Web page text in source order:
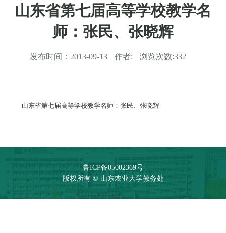
山东省第七届高等学校教学名
师：张民、张晓辉
发布时间： 2013-09-13 作者: 浏览次数:332
山东省第七届高等学校教学名师：张民、张晓辉
鲁ICP备05002369号
版权所有 © 山东农业大学教务处